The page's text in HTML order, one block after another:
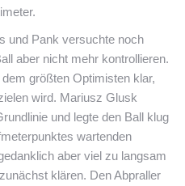
und Pank versuchte noch
aber nicht mehr kontrollieren.
größten Optimisten klar,
wird. Mariusz Glusk
und legte den Ball klug
wartenden
aber viel zu langsam
klären. Den Abpraller